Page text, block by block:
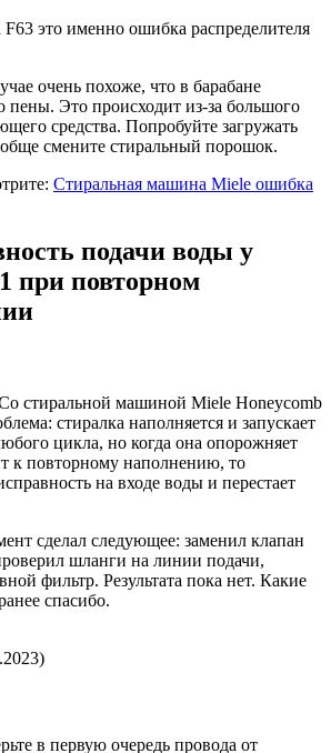
это именно ошибка распределителя
очень похоже, что в барабане
пены. Это происходит из-за большого
средства. Попробуйте загружать
смените стиральный порошок.
Стиральная машина Miele ошибка
подачи воды у
при повторном
стиральной машиной Miele Honeycomb
стиралка наполняется и запускает
цикла, но когда она опорожняет
к повторному наполнению, то
на входе воды и перестает
сделал следующее: заменил клапан
шланги на линии подачи,
фильтр. Результата пока нет. Какие
спасибо.
)
в первую очередь провода от